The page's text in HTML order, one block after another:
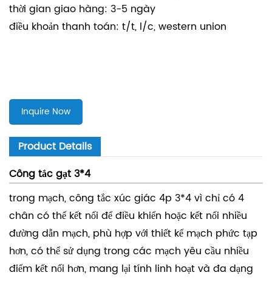
thời gian giao hàng: 3-5 ngày
điều khoản thanh toán: t/t, l/c, western union
Inquire Now
Product Details
Công tắc gạt 3*4
trong mạch, công tắc xúc giác 4p 3*4 vì chỉ có 4
chân có thể kết nối để điều khiển hoặc kết nối nhiều
đường dẫn mạch, phù hợp với thiết kế mạch phức tạp
hơn, có thể sử dụng trong các mạch yêu cầu nhiều
điểm kết nối hơn, mang lại tính linh hoạt và đa dạng